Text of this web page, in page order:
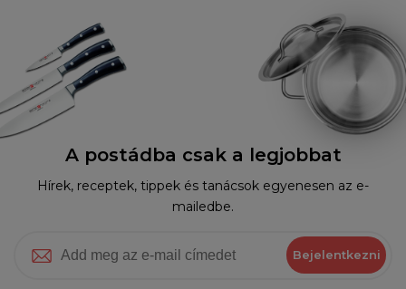
A postádba csak a legjobbat
Hírek, receptek, tippek és tanácsok egyenesen az e-
mailedbe.
Bejelentkezni